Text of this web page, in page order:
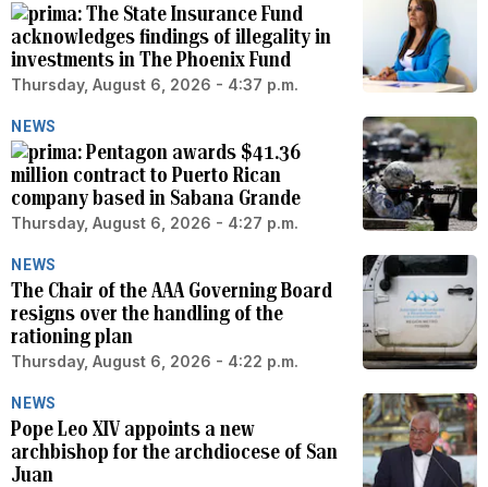
The State Insurance Fund
acknowledges findings of illegality in
investments in The Phoenix Fund
Thursday, August 6, 2026 - 4:37 p.m.
NEWS
Pentagon awards $41.36
million contract to Puerto Rican
company based in Sabana Grande
Thursday, August 6, 2026 - 4:27 p.m.
NEWS
The Chair of the AAA Governing Board
resigns over the handling of the
rationing plan
Thursday, August 6, 2026 - 4:22 p.m.
NEWS
Pope Leo XIV appoints a new
archbishop for the archdiocese of San
Juan